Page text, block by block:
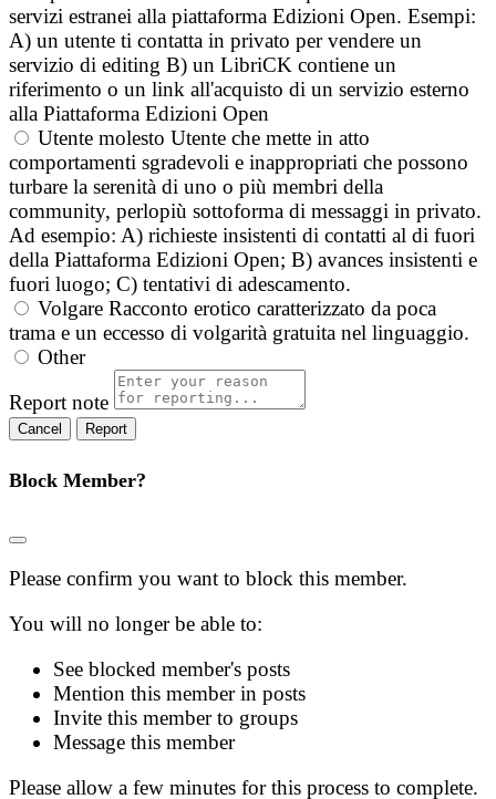
servizi estranei alla piattaforma Edizioni Open. Esempi:
A) un utente ti contatta in privato per vendere un
servizio di editing B) un LibriCK contiene un
riferimento o un link all'acquisto di un servizio esterno
alla Piattaforma Edizioni Open
Utente molesto Utente che mette in atto
comportamenti sgradevoli e inappropriati che possono
turbare la serenità di uno o più membri della
community, perlopiù sottoforma di messaggi in privato.
Ad esempio: A) richieste insistenti di contatti al di fuori
della Piattaforma Edizioni Open; B) avances insistenti e
fuori luogo; C) tentativi di adescamento.
Volgare Racconto erotico caratterizzato da poca
trama e un eccesso di volgarità gratuita nel linguaggio.
Other
Report note
Report
Block Member?
Please confirm you want to block this member.
You will no longer be able to:
See blocked member's posts
Mention this member in posts
Invite this member to groups
Message this member
Please allow a few minutes for this process to complete.